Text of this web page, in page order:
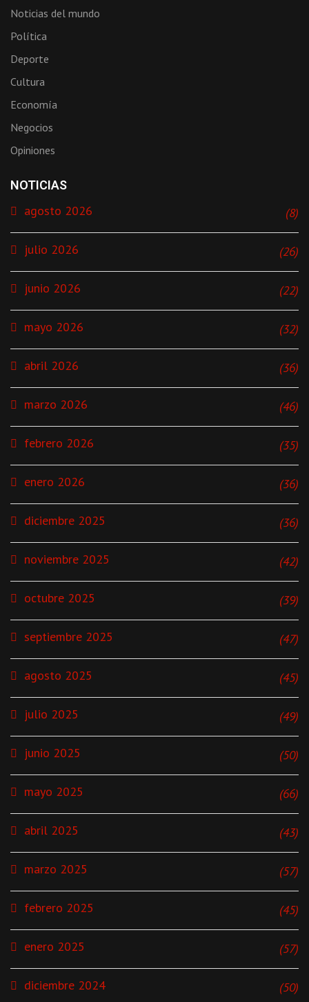
Noticias del mundo
Política
Deporte
Cultura
Economía
Negocios
Opiniones
NOTICIAS
agosto 2026 (8)
julio 2026 (26)
junio 2026 (22)
mayo 2026 (32)
abril 2026 (36)
marzo 2026 (46)
febrero 2026 (35)
enero 2026 (36)
diciembre 2025 (36)
noviembre 2025 (42)
octubre 2025 (39)
septiembre 2025 (47)
agosto 2025 (45)
julio 2025 (49)
junio 2025 (50)
mayo 2025 (66)
abril 2025 (43)
marzo 2025 (57)
febrero 2025 (45)
enero 2025 (57)
diciembre 2024 (50)